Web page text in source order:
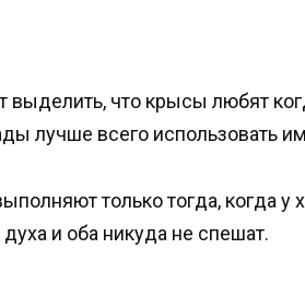
выделить, что крысы любят
лучше всего использовать
только тогда, когда у
и оба никуда не спешат.